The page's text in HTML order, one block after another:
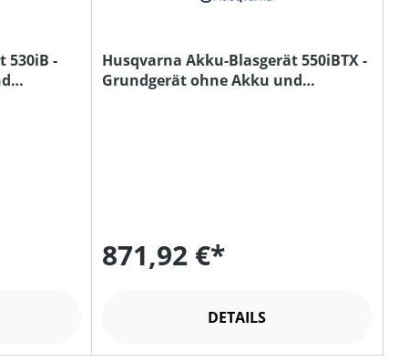
530iB -
Husqvarna Akku-Blasgerät 550iBTX -
Grundgerät ohne Akku und
871,92 €*
DETAILS